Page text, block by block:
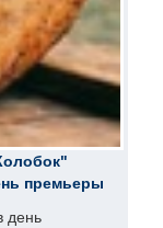
премьеры
день